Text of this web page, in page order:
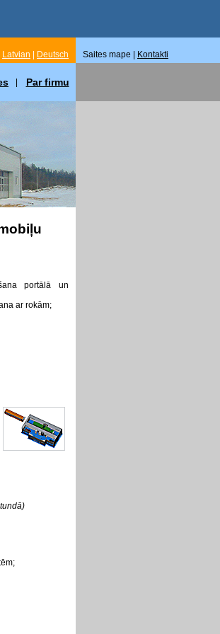
Latvian Deutsch Saites mape | Kontakti
Par firmu
portālā un
ar rokām;